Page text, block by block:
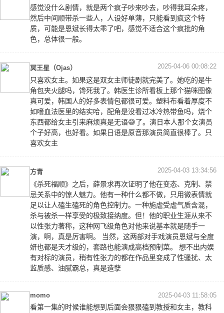
感觉没什么剧情，就是两个疯子吵来吵去，吵得我耳朵疼，
然后中间顺带杀一些人，人设好单薄，只能看到疯这个特
质，可能是恩斌长得太乖了吧，感觉不适合这个疯批的角
色，总体很一般。
冥王星（Ojas） 2025-04-06 00:08:22
只喜欢女主。如果这是双女主师徒剧就完美了。她吃的是牛
角包夹火腿吗，馋死我了。韩医生诊所看板上那个猫咪图像
真可爱，韩国人的好多表情包都很可爱。塑料布看着厚度不
如嗜血法医里的结实哈，配角是没看过冰冷热带鱼吗，烧个
东西都给女主引来麻烦真是无语😅了。演日本人那个女演员
个子好高，也好看。如果日语是原音那演员简直很棒了。只
喜欢女主
方青 2025-04-03 13:34:56
《杀死福顺》之后，薛景求再次证明了他在变态、克制、禁
忌关系中的惊人魅力。他有一种什么都不做，只用微表情就
足以让人磕生磕死的角色控制力。一种施虐受虐气质含混，
杀与被杀一样享受的极致接纳度。但！他的职业生涯从来不
以性张力著称，这种网飞级角色对他来说基本就是随手一
演，啊，真是厉害啊。 当然，这两部对手戏演员恩斌与全度
妍也都是天才级的，套路也能演成高档预制菜。 想不出内娱
有对标的演员，稍有性张力的都在作品里变成了性骚扰、太
监质感、油腻霸总，真是造孽
momo 2025-04-03 11:58:05
看第一集的时候谁能想到后面会狠狠磕到教授和女主，教科